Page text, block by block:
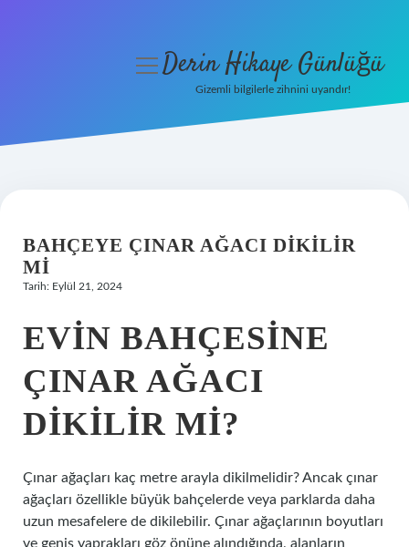
Hakkımızda
menüyüDerin Hikaye Günlüğü
Gizemli bilgilerle zihnini uyandır!
BAHÇEYE ÇINAR AĞACI DIKILIR
MI
Tarih: Eylül 21, 2024
EVIN BAHÇESINE
ÇINAR AĞACI
DIKILIR MI?
Çınar ağaçları kaç metre arayla dikilmelidir? Ancak çınar
ağaçları özellikle büyük bahçelerde veya parklarda daha
uzun mesafelere de dikilebilir. Çınar ağaçlarının boyutları
ve geniş yaprakları göz önüne alındığında, alanların